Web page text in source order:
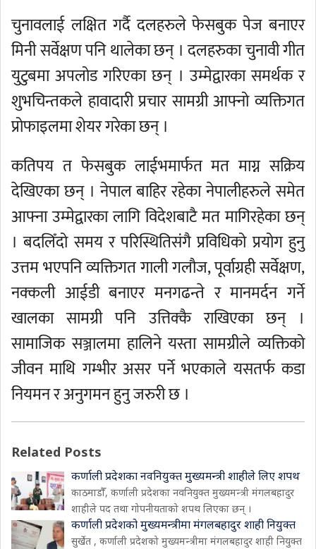
चुनावलाई लक्षित गर्दै दलहरुले फेसबुक पेज बनाएर
मिनी सर्वेक्षण पनि थालेका छन् । दलहरुका चुनावी गीत
युटुबमा अपलोड गरिएका छन् । उम्मेद्वारका समर्थक र
शुभचिन्तकले हावादारी प्रचार सामग्री आफ्नो व्यक्तिगत
प्रोफाइलमा शेयर गरेका छन् ।
कतिपय त फेसबुक लाईभमार्फत मत माग्न सक्रिय
देखिएका छन् । नेपाल बाहिर रहेका नेपालीहरुले समेत
आफ्ना उम्मेद्वारका लागि विदेशबाटै मत मागिरहेका छन्
। बदलिँदो समय र परिस्थितिसंगै प्रविधिको प्रयोग हुनु
उत्तम भएपनि व्यक्तिगत गाली गलौज, पूर्वाग्रही सर्वेक्षण,
नक्कली आईडी बनाएर मनगढन्ते र मानमर्दन गर्ने
खालका सामग्री पनि उत्तिक्कै राखिएका छन् ।
सामाजिक सञ्जालमा हालिने यस्ता सामग्रीले व्यक्तिको
जीवन माथि गम्भीर असर पर्ने भएकाले यसतर्फ कडा
नियमन र अनुगमन हुनु जरुरी छ ।
Related Posts
कर्णाली प्रदेशका नवनियुक्त मुख्यमन्त्री शाहीले लिए शपथ
काठमाडौँ, कर्णाली प्रदेशका नवनियुक्त मुख्यमन्त्री मंगलबहादुर
शाहीले पद तथा गोपनीयताको शपथ लिएका छन् ।
कर्णाली प्रदेशको मुख्यमन्त्रीमा मंगलबहादुर शाही नियुक्त
सुर्खेत , कर्णाली प्रदेशको मुख्यमन्त्रीमा मंगलबहादुर शाही नियुक्त